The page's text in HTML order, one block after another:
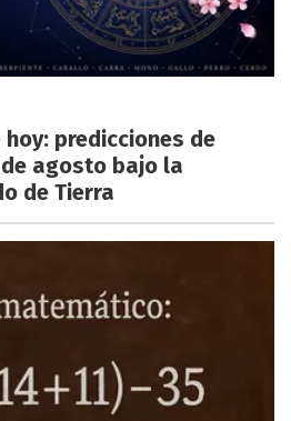
predicciones de
agosto bajo la
de Tierra